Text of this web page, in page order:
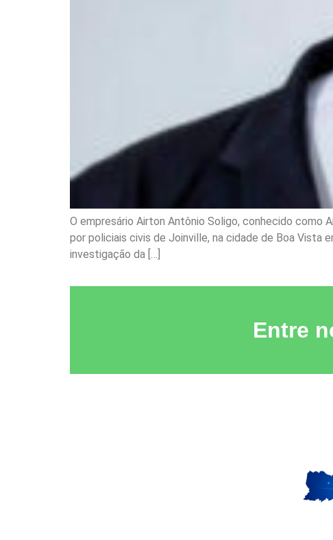
O empresário Airton Antônio Soligo, conhecido como
por policiais civis de Joinville, na cidade de Boa Vista
investigação da […]
Entre